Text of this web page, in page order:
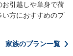
お引越しや単身で荷
い方におすすめのプ
家族のプラン一覧